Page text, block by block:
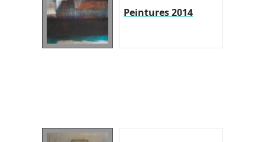
Peintures 2014